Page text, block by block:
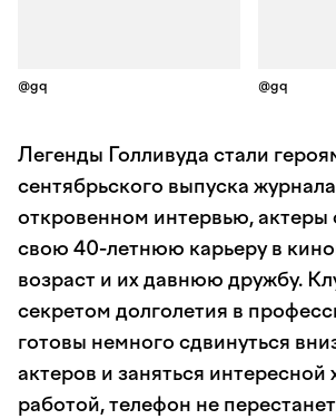
@gq @gq
Легенды Голливуда стали
сентябрьского выпуска
откровенном интервью, актеры
свою 40-летнюю карьеру в
возраст и их давнюю дружбу.
секретом долголетия в
готовы немного сдвинуться
актеров и заняться интересной
работой, телефон не